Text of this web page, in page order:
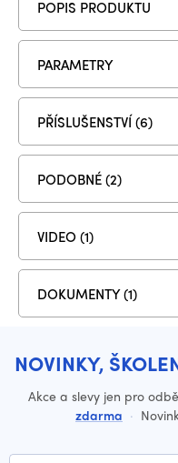
POPIS PRODUKTU
PARAMETRY
PŘÍSLUŠENSTVÍ (6)
PODOBNÉ (2)
VIDEO (1)
DOKUMENTY (1)
NOVINKY,
Akce a slevy jen pro
zdarma ·